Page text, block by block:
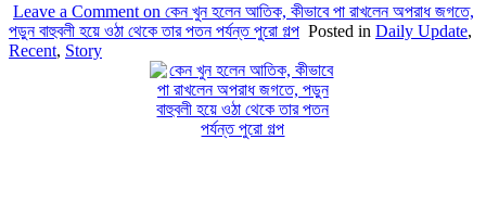
Leave a Comment on কেন খুন হলেন আতিক, কীভাবে পা রাখলেন অপরাধ জগতে,
পড়ুন বাহুবলী হয়ে ওঠা থেকে তার পতন পর্যন্ত পুরো গল্প Posted in Daily Update,
Recent, Story